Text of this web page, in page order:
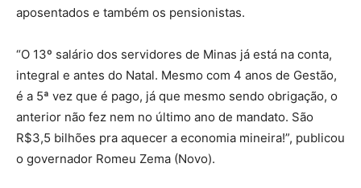
aposentados e também os pensionistas.
“O 13º salário dos servidores de Minas já está na conta,
integral e antes do Natal. Mesmo com 4 anos de Gestão,
é a 5ª vez que é pago, já que mesmo sendo obrigação, o
anterior não fez nem no último ano de mandato. São
R$3,5 bilhões pra aquecer a economia mineira!”, publicou
o governador Romeu Zema (Novo).